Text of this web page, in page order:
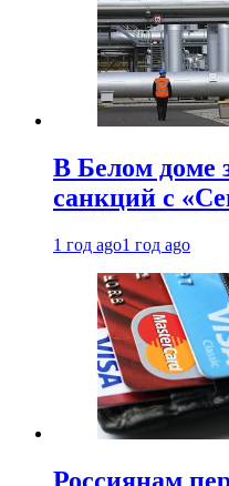
В Белом доме
санкций с
1 год ago1 год ago
Россиянам